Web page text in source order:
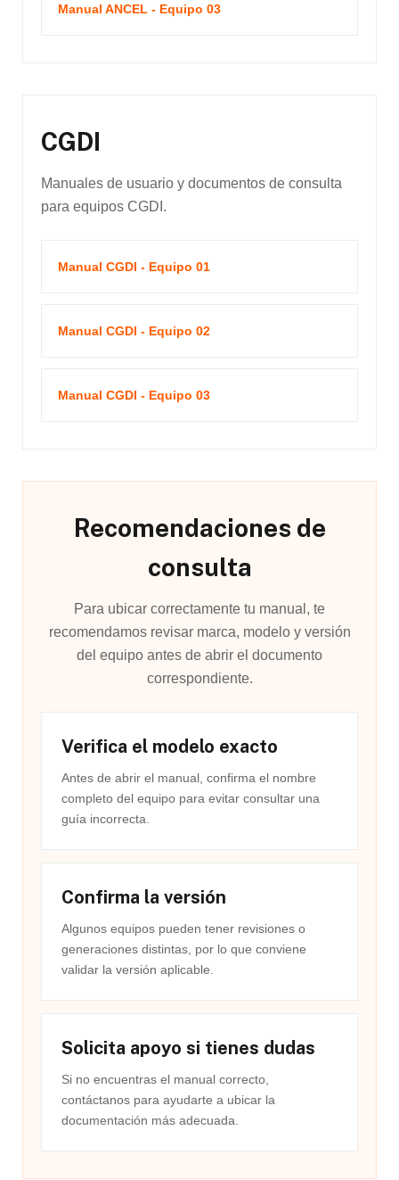
Manual ANCEL - Equipo 03
CGDI
Manuales de usuario y documentos de consulta
para equipos CGDI.
Manual CGDI - Equipo 01
Manual CGDI - Equipo 02
Manual CGDI - Equipo 03
Recomendaciones de
consulta
Para ubicar correctamente tu manual, te
recomendamos revisar marca, modelo y versión
del equipo antes de abrir el documento
correspondiente.
Verifica el modelo exacto
Antes de abrir el manual, confirma el nombre
completo del equipo para evitar consultar una
guía incorrecta.
Confirma la versión
Algunos equipos pueden tener revisiones o
generaciones distintas, por lo que conviene
validar la versión aplicable.
Solicita apoyo si tienes dudas
Si no encuentras el manual correcto,
contáctanos para ayudarte a ubicar la
documentación más adecuada.